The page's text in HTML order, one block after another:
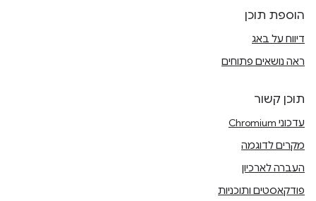
הוספת תוכן
דיווח על באג
ראה נושאים פתוחים
תוכן קשור
עדכוני Chromium
מקרים לדוגמה
העברה לארכיון
פודקאסטים ותוכניות